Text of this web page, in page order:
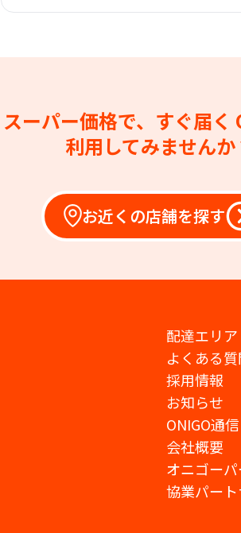
スーパー価格で、すぐ届く
利用してみませんか
お近くの店舗を探す
配達エリア
よくある
採用情報
お知らせ
ONIGO通信
会社概要
オニゴーパ
協業パー